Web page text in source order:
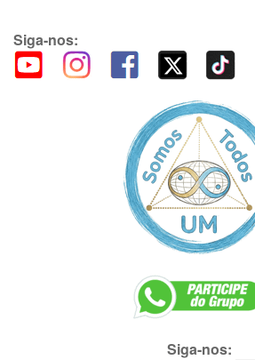
Siga-nos:
Siga-nos: